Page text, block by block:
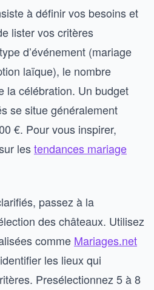
à définir vos besoins et
lister vos critères
d’événement (mariage
laïque), le nombre
la célébration. Un budget
se situe généralement
€. Pour vous inspirer,
lestendances mariage
passez à la
des châteaux. Utilisez
comme Mariages.net
les lieux qui
Presélectionnez 5 à 8